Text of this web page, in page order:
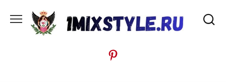
содержанию